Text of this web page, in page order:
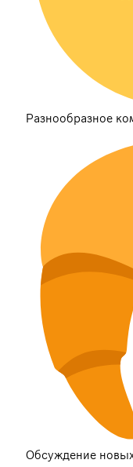
Разнообразное
Обсуждение